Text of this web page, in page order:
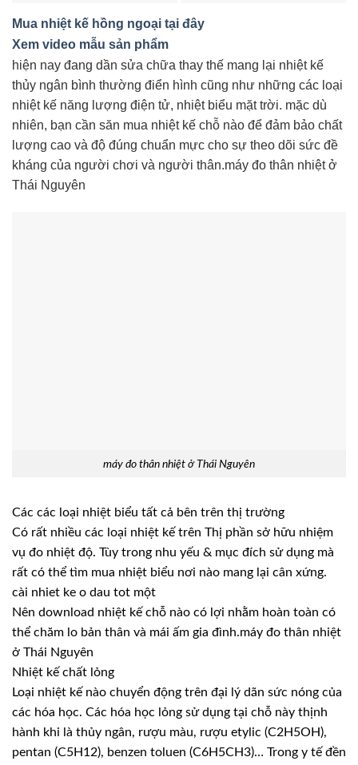
Mua nhiệt kế hồng ngoại tại đây
Xem video mẫu sản phẩm
hiện nay đang dần sửa chữa thay thế mang lại nhiệt kế
thủy ngân bình thường điển hình cũng như những các loại
nhiệt kế năng lượng điện tử, nhiệt biểu mặt trời. mặc dù
nhiên, bạn cần săn mua nhiệt kế chỗ nào để đảm bảo chất
lượng cao và độ đúng chuẩn mực cho sự theo dõi sức đề
kháng của người chơi và người thân.máy đo thân nhiệt ở
Thái Nguyên
máy đo thân nhiệt ở Thái Nguyên
Các các loại nhiệt biểu tất cả bên trên thị trường
Có rất nhiều các loại nhiệt kế trên Thị phần sở hữu nhiệm
vụ đo nhiệt độ. Tùy trong nhu yếu & mục đích sử dụng mà
rất có thể tìm mua nhiệt biểu nơi nào mang lại cân xứng.
cài nhiet ke o dau tot một
Nên download nhiệt kế chỗ nào có lợi nhằm hoàn toàn có
thể chăm lo bản thân và mái ấm gia đình.máy đo thân nhiệt
ở Thái Nguyên
Nhiệt kế chất lỏng
Loại nhiệt kế nào chuyển động trên đại lý dãn sức nóng của
các hóa học. Các hóa học lỏng sử dụng tại chỗ này thịnh
hành khi là thủy ngân, rượu màu, rượu etylic (C2H5OH),
pentan (C5H12), benzen toluen (C6H5CH3)… Trong y tế đền